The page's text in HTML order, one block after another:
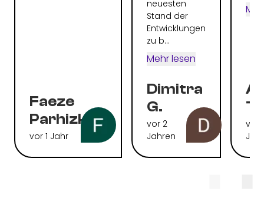
Faeze
Parhizkari
vor 1 Jahr
neuesten
Stand der
Entwicklungen
zu b...
Mehr lesen
Dimitra
G.
vor 2
Jahren
vor